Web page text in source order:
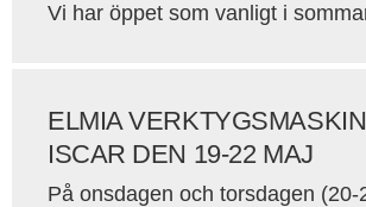
Vi har öppet som vanligt i
ELMIA
ISCAR DEN 19-22 MAJ
På onsdagen och torsdagen (20-